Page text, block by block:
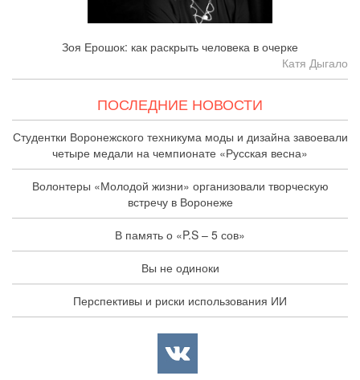
Зоя Ерошок: как раскрыть человека в очерке
Катя Дыгало
ПОСЛЕДНИЕ НОВОСТИ
Студентки Воронежского техникума моды и дизайна завоевали
четыре медали на чемпионате «Русская весна»
Волонтеры «Молодой жизни» организовали творческую
встречу в Воронеже
В память о «P.S – 5 сов»
Вы не одиноки
Перспективы и риски использования ИИ